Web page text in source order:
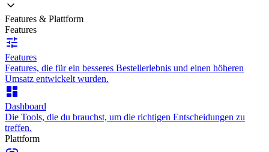
Features & Plattform
Features
tune
Features
Features, die für ein besseres Bestellerlebnis und einen höheren
Umsatz entwickelt wurden.
dashboard
Dashboard
Die Tools, die du brauchst, um die richtigen Entscheidungen zu
treffen.
Plattform